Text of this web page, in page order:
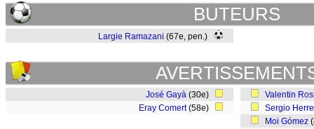
BUTEURS
Largie Ramazani (67e, pen.)
José Gayà (30e)
Eray Comert(58e)
Valentin
Sergio
Moi Gómez